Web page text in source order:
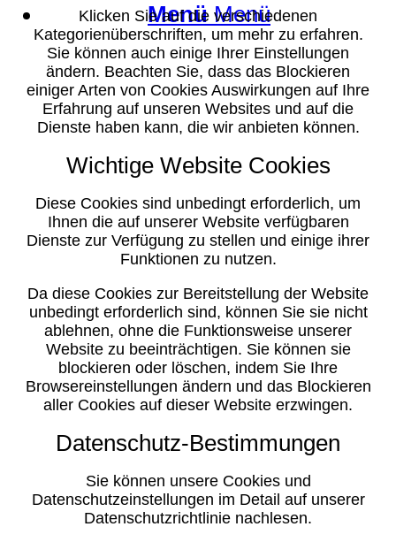
Menü Menü
Klicken Sie auf die verschiedenen
Kategorienüberschriften, um mehr zu erfahren.
Sie können auch einige Ihrer Einstellungen
ändern. Beachten Sie, dass das Blockieren
einiger Arten von Cookies Auswirkungen auf Ihre
Erfahrung auf unseren Websites und auf die
Dienste haben kann, die wir anbieten können.
Wichtige Website Cookies
Diese Cookies sind unbedingt erforderlich, um
Ihnen die auf unserer Website verfügbaren
Dienste zur Verfügung zu stellen und einige ihrer
Funktionen zu nutzen.
Da diese Cookies zur Bereitstellung der Website
unbedingt erforderlich sind, können Sie sie nicht
ablehnen, ohne die Funktionsweise unserer
Website zu beeinträchtigen. Sie können sie
blockieren oder löschen, indem Sie Ihre
Browsereinstellungen ändern und das Blockieren
aller Cookies auf dieser Website erzwingen.
Datenschutz-Bestimmungen
Sie können unsere Cookies und
Datenschutzeinstellungen im Detail auf unserer
Datenschutzrichtlinie nachlesen.